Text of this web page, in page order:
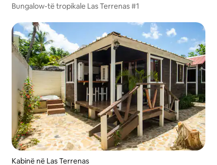
Bungalow-të tropikale Las Terrenas #1
Kabinë në Las Terrenas